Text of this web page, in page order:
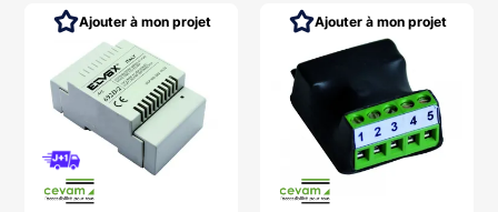
Ajouter à mon projet Ajouter à mon projet